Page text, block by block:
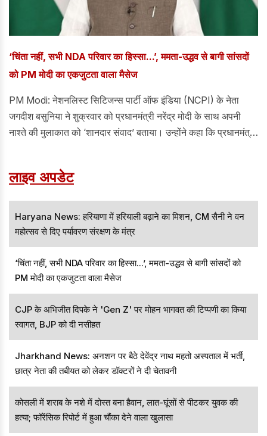
‘चिंता नहीं, सभी NDA परिवार का हिस्सा...’, ममता-उद्धव से बागी सांसदों
को PM मोदी का एकजुटता वाला मैसेज
PM Modi: नेशनलिस्ट सिटिजन्स पार्टी ऑफ इंडिया (NCPI) के नेता
जगदीश बसुनिया ने शुक्रवार को प्रधानमंत्री नरेंद्र मोदी के साथ अपनी
नाश्ते की मुलाकात को ‘शानदार संवाद’ बताया। उन्होंने कहा कि प्रधानमंत्री
लाइव अपडेट
Haryana News: हरियाणा में हरियाली बढ़ाने का मिशन, CM सैनी ने वन
महोत्सव से दिए पर्यावरण संरक्षण के मंत्र
‘चिंता नहीं, सभी NDA परिवार का हिस्सा...’, ममता-उद्धव से बागी सांसदों को
PM मोदी का एकजुटता वाला मैसेज
CJP के अभिजीत दिपके ने 'Gen Z' पर मोहन भागवत की टिप्पणी का किया
स्वागत, BJP को दी नसीहत
Jharkhand News: अनशन पर बैठे देवेंद्र नाथ महतो अस्पताल में भर्ती,
छात्र नेता की तबीयत को लेकर डॉक्टरों ने दी चेतावनी
कोसली में शराब के नशे में दोस्त बना हैवान, लात-घूंसों से पीटकर युवक की
हत्या; फॉरेंसिक रिपोर्ट में हुआ चौंका देने वाला खुलासा